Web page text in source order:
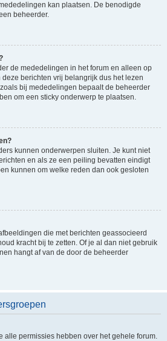
kan plaatsen. De benodigde
beheerder.
de mededelingen in het forum en alleen op
berichten vrij belangrijk dus het lezen
bij mededelingen bepaalt de beheerder
om een sticky onderwerp te plaatsen.
kunnen onderwerpen sluiten. Je kunt niet
en als ze een peiling bevatten eindigt
kunnen om welke reden dan ook gesloten
die met berichten geassocieerd
kracht bij te zetten. Of je al dan niet gebruik
hangt af van de door de beheerder
alle permissies hebben over het gehele forum.